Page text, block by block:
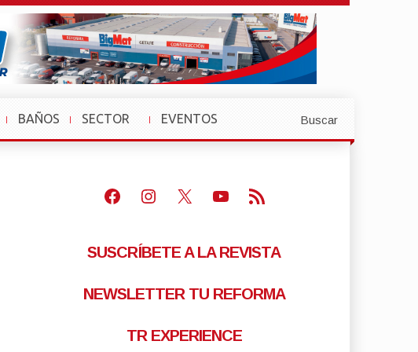
BAÑOS
SECTOR
»
EVENTOS
»
Buscar
Facebook
Instagram
X Youtube
Feed RSS
SUSCRÍBETE A LA REVISTA
NEWSLETTER TU REFORMA
TR EXPERIENCE